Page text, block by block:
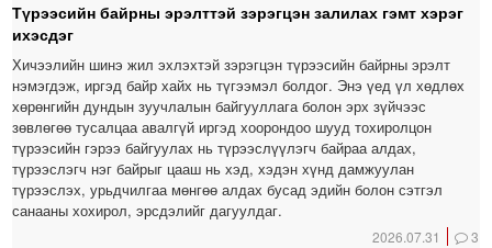
Түрээсийн байрны эрэлттэй зэрэгцэн залилах гэмт хэрэг
ихэсдэг
Хичээлийн шинэ жил эхлэхтэй зэрэгцэн түрээсийн байрны эрэлт
нэмэгдэж, иргэд байр хайх нь түгээмэл болдог. Энэ үед үл хөдлөх
хөрөнгийн дундын зуучлалын байгууллага болон эрх зүйчээс
зөвлөгөө тусалцаа авалгүй иргэд хоорондоо шууд тохиролцон
түрээсийн гэрээ байгуулах нь түрээслүүлэгч байраа алдах,
түрээслэгч нэг байрыг цааш нь хэд, хэдэн хүнд дамжуулан
түрээслэх, урьдчилгаа мөнгөө алдах бусад эдийн болон сэтгэл
санааны хохирол, эрсдэлийг дагуулдаг.
2026.07.31 3